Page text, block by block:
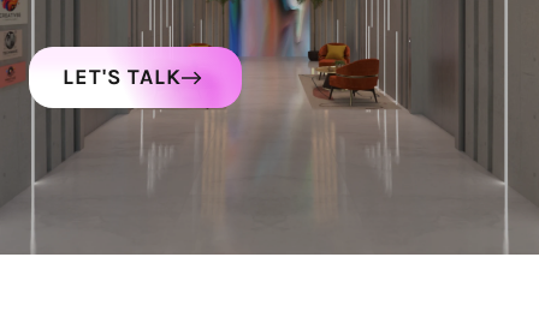
LET'S TALK